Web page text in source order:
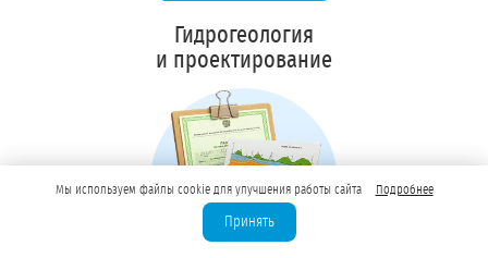
Гидрогеология
и проектирование
Мы используем файлы cookie для улучшения работы сайта Подробнее
Принять